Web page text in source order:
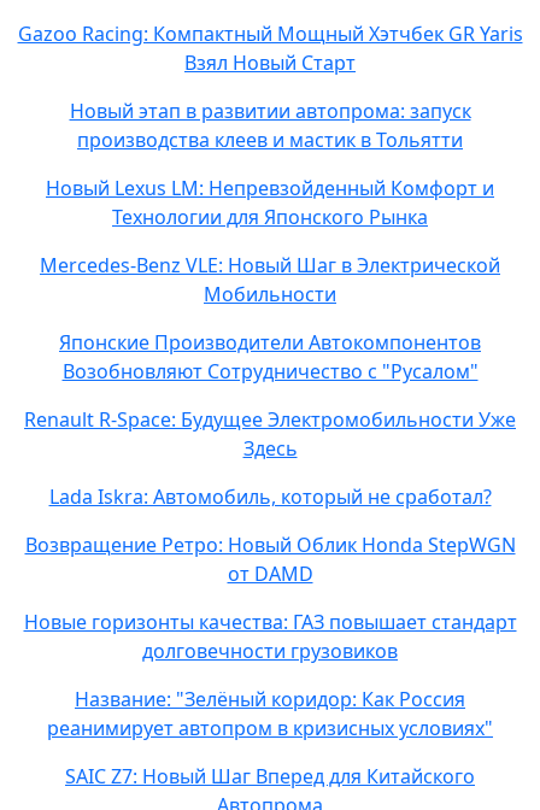
Gazoo Racing: Компактный Мощный Хэтчбек GR Yaris
Взял Новый Старт
Новый этап в развитии автопрома: запуск
производства клеев и мастик в Тольятти
Новый Lexus LM: Непревзойденный Комфорт и
Технологии для Японского Рынка
Mercedes-Benz VLE: Новый Шаг в Электрической
Мобильности
Японские Производители Автокомпонентов
Возобновляют Сотрудничество с "Русалом"
Renault R-Space: Будущее Электромобильности Уже
Здесь
Lada Iskra: Автомобиль, который не сработал?
Возвращение Ретро: Новый Облик Honda StepWGN
от DAMD
Новые горизонты качества: ГАЗ повышает стандарт
долговечности грузовиков
Название: "Зелёный коридор: Как Россия
реанимирует автопром в кризисных условиях"
SAIC Z7: Новый Шаг Вперед для Китайского